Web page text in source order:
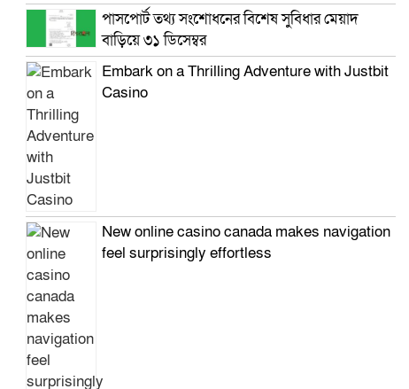
পাসপোর্ট তথ্য সংশোধনের বিশেষ সুবিধার মেয়াদ
বাড়িয়ে ৩১ ডিসেম্বর
Embark on a Thrilling Adventure with Justbit
Casino
New online casino canada makes navigation
feel surprisingly effortless